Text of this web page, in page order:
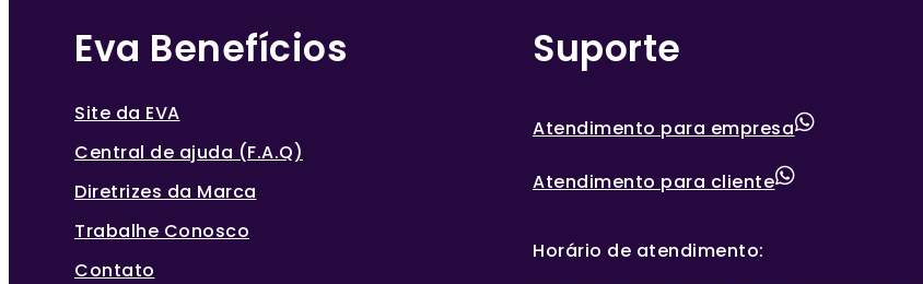
Eva Benefícios
Site da EVA
Central de ajuda (F.A.Q)
Diretrizes da Marca
Trabalhe Conosco
Contato
Suporte
Atendimento para empresa
Atendimento para cliente
Horário de atendimento: